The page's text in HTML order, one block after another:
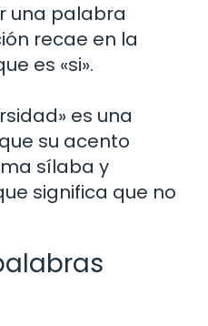
una palabra
recae en la
es «si».
es una
su acento
sílaba y
significa que no